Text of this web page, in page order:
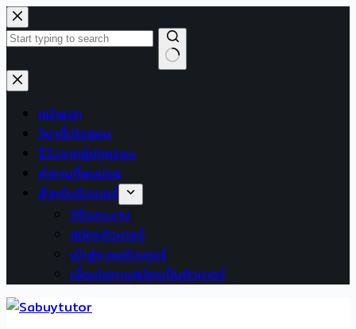
Skip
to
No
หน้าแรก
วิชาที่เปิดสอน
รีวิวจากผู้ปกครอง
คำถามที่พบบ่อย
สำหรับติวเตอร์
วิธีจองงาน
สมัครติวเตอร์
เข้าสู่ระบบติวเตอร์
เงื่อนไขการสมัครเป็นติวเตอร์